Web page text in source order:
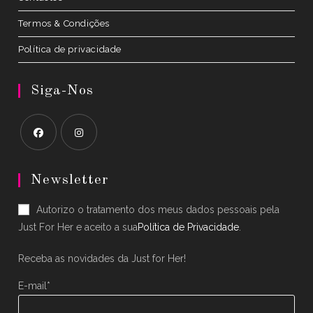
Termos & Condições
Política de privacidade
Siga-Nos
in
new
tab
in
new
tab
Newsletter
Autorizo o tratamento dos meus dados pessoais pela
Just For Her e aceito a suaPolítica de Privacidade
Receba as novidades da Just for Her!
E-mail*